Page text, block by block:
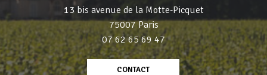
13 bis avenue de la Motte-Picquet
75007 Paris
07 62 65 69 47
CONTACT